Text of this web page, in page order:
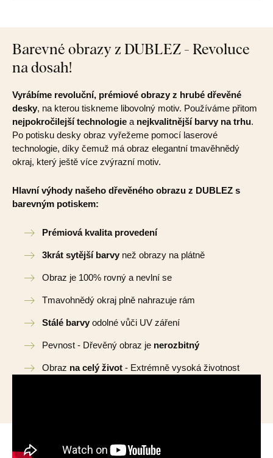
Barevné obrazy z DUBLEZ - Revoluce
na dosah!
Vyrábíme revoluční, prémiové obrazy z hrubé dřevěné
desky, na kterou tiskneme libovolný motiv. Používáme přitom
nejpokročilejší technologie a nejkvalitnější barvy na trhu.
Po potisku desky obraz vyřežeme pomocí laserové
technologie, díky čemuž má obraz elegantní tmavěhnědý
okraj, který ještě více zvýrazní motiv.
Hlavní výhody našeho dřevěného obrazu z DUBLEZ s
barevným potiskem:
Prémiová kvalita provedení
3krát sytější barvy než obrazy na plátně
Obraz je 100% rovný a nevlní se
Tmavohnědý okraj plně nahrazuje rám
Stálé barvy odolné vůči UV záření
Pevnost - Dřevěný obraz je nerozbitný
Obraz na celý život - Extrémně vysoká životnost